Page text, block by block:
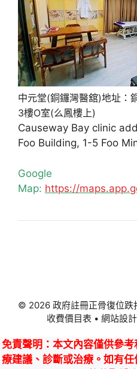
中元堂(銅鑼灣醫舘)地址：
3樓O室(么鳳樓上)
Causeway Bay clinic
Foo Building, 1-5 Foo
Google
Map: https://
© 2026 政府註冊正骨復位跌
收費價目表 • 網站設
免責聲明 ：本文內容僅供參
療建議、診斷或治療。如有